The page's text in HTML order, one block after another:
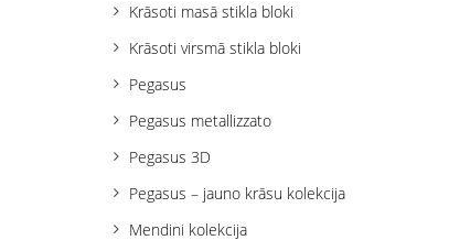
Krāsoti masā stikla bloki
Krāsoti virsmā stikla bloki
Pegasus
Pegasus metallizzato
Pegasus 3D
Pegasus – jauno krāsu kolekcija
Mendini kolekcija